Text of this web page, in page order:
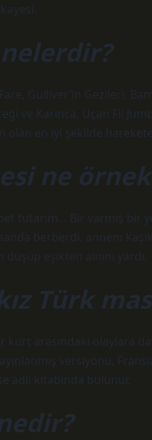
Gulliver’in Gezileri,
ve Karınca, Uçan Fil
olan en iyi şekilde
ne
tutarım… Bir varmış bir
berberdi, annem
eşikten alnını yardı.
Türk
kurt arasındaki olaylara
versiyonu,
adlı kitabında bulunur.